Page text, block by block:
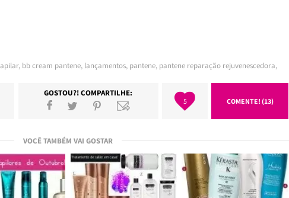
, bb cream pantene, lançamentos, pantene, pantene reparação rejuvenescedora,
GOSTOU?! COMPARTILHE:
5 COMENTE! (13)
VOCÊ TAMBÉM VAI GOSTAR